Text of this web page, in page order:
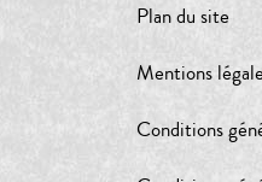
Plan du site
Mentions
Conditions